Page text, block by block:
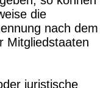
die
nach dem
Mitgliedstaaten
juristische